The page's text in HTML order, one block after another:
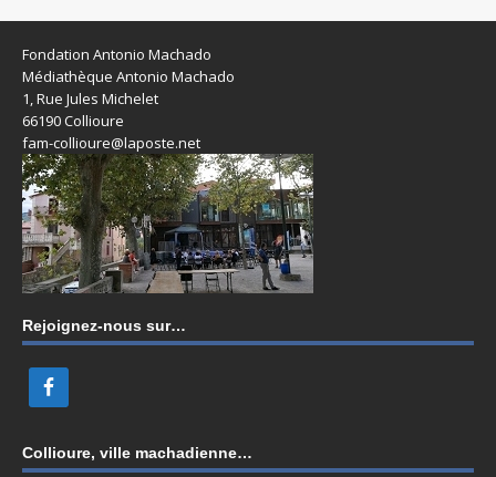
Fondation Antonio Machado
Médiathèque Antonio Machado
1, Rue Jules Michelet
66190 Collioure
fam-collioure@laposte.net
Rejoignez-nous sur…
Collioure, ville machadienne…